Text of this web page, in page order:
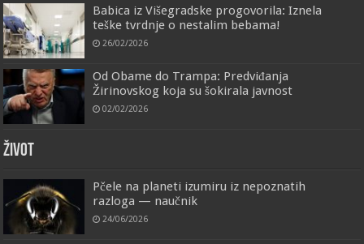
Babica iz Višegradske progovorila: Iznela
teške tvrdnje o nestalim bebama!
26/02/2026
Od Obame do Trampa: Predviđanja
Žirinovskog koja su šokirala javnost
02/02/2026
ŽIVOT
Pčele na planeti izumiru iz nepoznatih
razloga — naučnik
24/06/2026